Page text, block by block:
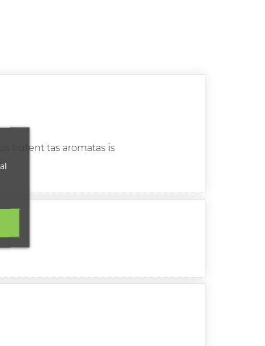
butent tas aromatas is